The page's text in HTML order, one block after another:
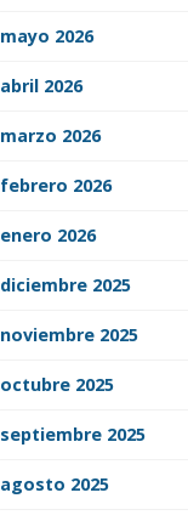
mayo 2026
abril 2026
marzo 2026
febrero 2026
enero 2026
diciembre 2025
noviembre 2025
octubre 2025
septiembre 2025
agosto 2025